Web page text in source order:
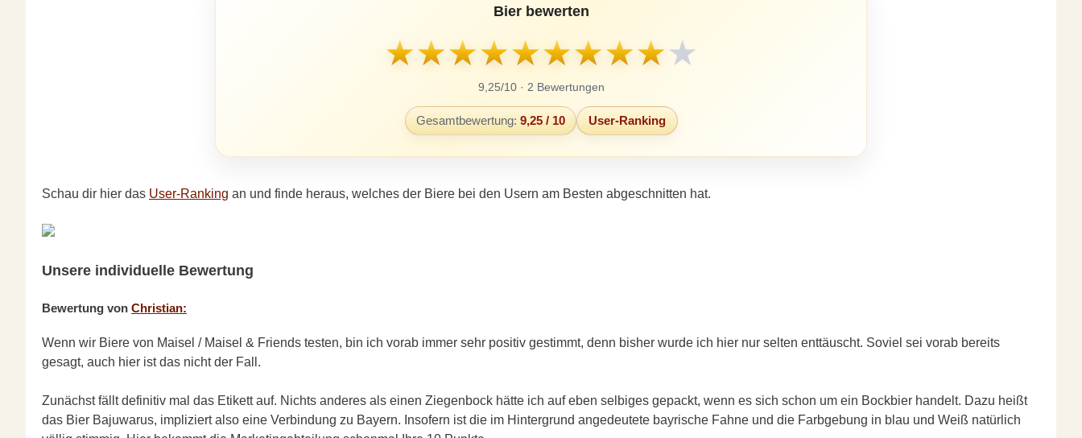
Bier bewerten
★★★★★★★★★★
9,25/10 · 2 Bewertungen
Gesamtbewertung: 9,25 / 10 User-Ranking
Schau dir hier das User-Ranking an und finde heraus, welches der Biere bei den Usern am Besten abgeschnitten hat.
Unsere individuelle Bewertung
Bewertung von Christian:
Wenn wir Biere von Maisel / Maisel & Friends testen, bin ich vorab immer sehr positiv gestimmt, denn bisher wurde ich hier nur selten enttäuscht. Soviel sei vorab bereits
gesagt, auch hier ist das nicht der Fall.
Zunächst fällt definitiv mal das Etikett auf. Nichts anderes als einen Ziegenbock hätte ich auf eben selbiges gepackt, wenn es sich schon um ein Bockbier handelt. Dazu heißt
das Bier Bajuwarus, impliziert also eine Verbindung zu Bayern. Insofern ist die im Hintergrund angedeutete bayrische Fahne und die Farbgebung in blau und Weiß natürlich